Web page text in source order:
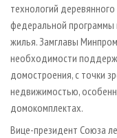
технологий
федеральной программы
жилья. Замглавы
необходимости
домостроения, с точки
недвижимостью,
домокомплектах.
Вице-президент Союза